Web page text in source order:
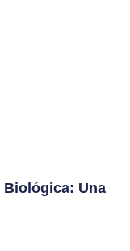
Biológica: Una